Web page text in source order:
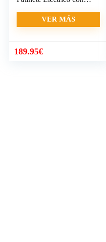
Pulgadas, Freno
Eléctrico
VER MÁS
189.95€